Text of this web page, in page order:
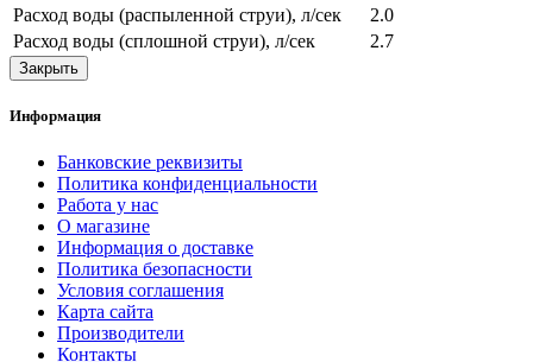
Расход воды (распыленной струи), л/сек
2.0
Расход воды (сплошной струи), л/сек
2.7
Закрыть
Информация
Банковские реквизиты
Политика конфиденциальности
Работа у нас
О магазине
Информация о доставке
Политика безопасности
Условия соглашения
Карта сайта
Производители
Контакты